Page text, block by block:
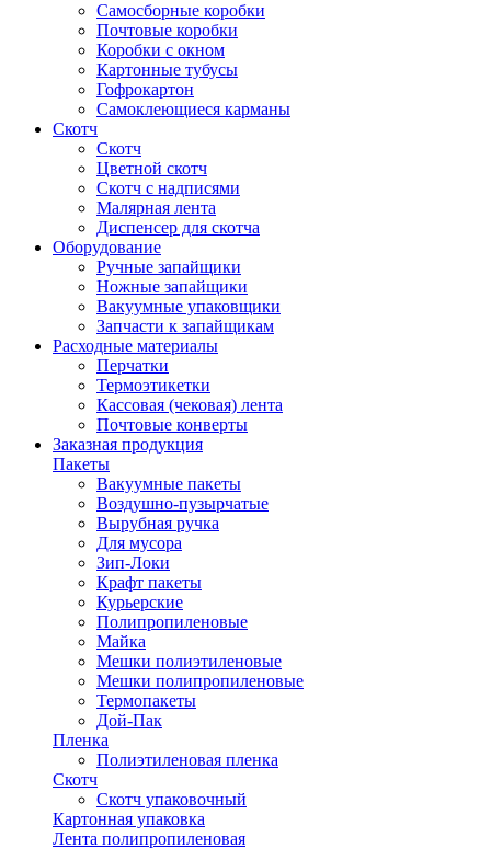
Самосборные коробки
Почтовые коробки
Коробки с окном
Картонные тубусы
Гофрокартон
Самоклеющиеся карманы
Скотч
Скотч
Цветной скотч
Скотч с надписями
Малярная лента
Диспенсер для скотча
Оборудование
Ручные запайщики
Ножные запайщики
Вакуумные упаковщики
Запчасти к запайщикам
Расходные материалы
Перчатки
Термоэтикетки
Кассовая (чековая) лента
Почтовые конверты
Заказная продукция
Пакеты
Вакуумные пакеты
Воздушно-пузырчатые
Вырубная ручка
Для мусора
Зип-Локи
Крафт пакеты
Курьерские
Полипропиленовые
Майка
Мешки полиэтиленовые
Мешки полипропиленовые
Термопакеты
Дой-Пак
Пленка
Полиэтиленовая пленка
Скотч
Скотч упаковочный
Картонная упаковка
Лента полипропиленовая